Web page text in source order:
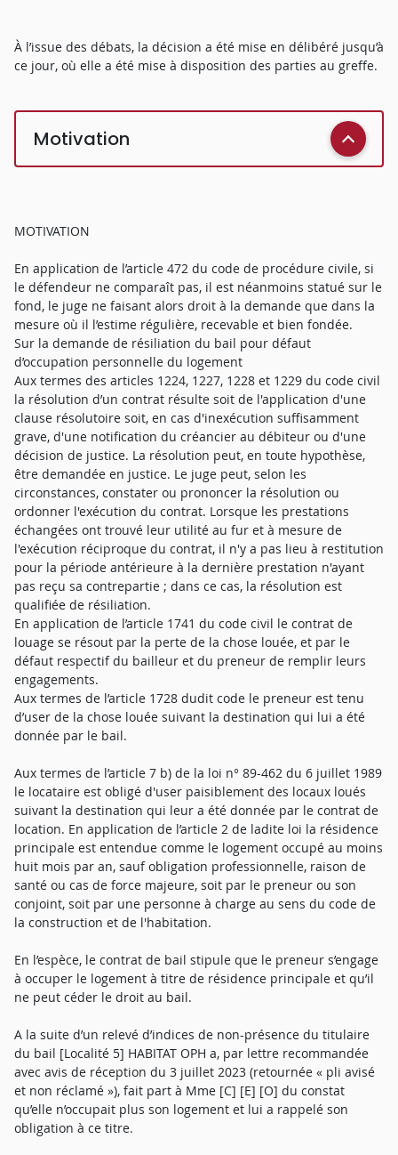
À l’issue des débats, la décision a été mise en délibéré jusqu’à
ce jour, où elle a été mise à disposition des parties au greffe.
Motivation
MOTIVATION
En application de l’article 472 du code de procédure civile, si
le défendeur ne comparaît pas, il est néanmoins statué sur le
fond, le juge ne faisant alors droit à la demande que dans la
mesure où il l’estime régulière, recevable et bien fondée.
Sur la demande de résiliation du bail pour défaut
d’occupation personnelle du logement
Aux termes des articles 1224, 1227, 1228 et 1229 du code civil
la résolution d’un contrat résulte soit de l'application d'une
clause résolutoire soit, en cas d'inexécution suffisamment
grave, d'une notification du créancier au débiteur ou d'une
décision de justice. La résolution peut, en toute hypothèse,
être demandée en justice. Le juge peut, selon les
circonstances, constater ou prononcer la résolution ou
ordonner l'exécution du contrat. Lorsque les prestations
échangées ont trouvé leur utilité au fur et à mesure de
l'exécution réciproque du contrat, il n'y a pas lieu à restitution
pour la période antérieure à la dernière prestation n'ayant
pas reçu sa contrepartie ; dans ce cas, la résolution est
qualifiée de résiliation.
En application de l’article 1741 du code civil le contrat de
louage se résout par la perte de la chose louée, et par le
défaut respectif du bailleur et du preneur de remplir leurs
engagements.
Aux termes de l’article 1728 dudit code le preneur est tenu
d’user de la chose louée suivant la destination qui lui a été
donnée par le bail.
Aux termes de l’article 7 b) de la loi n° 89-462 du 6 juillet 1989
le locataire est obligé d'user paisiblement des locaux loués
suivant la destination qui leur a été donnée par le contrat de
location. En application de l’article 2 de ladite loi la résidence
principale est entendue comme le logement occupé au moins
huit mois par an, sauf obligation professionnelle, raison de
santé ou cas de force majeure, soit par le preneur ou son
conjoint, soit par une personne à charge au sens du code de
la construction et de l'habitation.
En l’espèce, le contrat de bail stipule que le preneur s’engage
à occuper le logement à titre de résidence principale et qu’il
ne peut céder le droit au bail.
A la suite d’un relevé d’indices de non-présence du titulaire
du bail [Localité 5] HABITAT OPH a, par lettre recommandée
avec avis de réception du 3 juillet 2023 (retournée « pli avisé
et non réclamé »), fait part à Mme [C] [E] [O] du constat
qu’elle n’occupait plus son logement et lui a rappelé son
obligation à ce titre.